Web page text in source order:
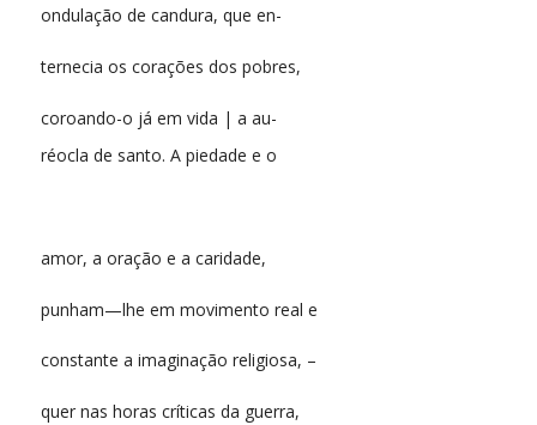
ondulação de candura, que en-
ternecia os corações dos pobres,
coroando-o já em vida | a au-
réocla de santo. A piedade e o
amor, a oração e a caridade,
punham—lhe em movimento real e
constante a imaginação religiosa, –
quer nas horas críticas da guerra,